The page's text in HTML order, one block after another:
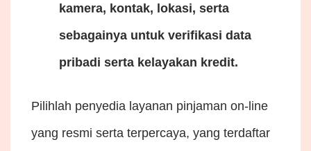
kamera, kontak, lokasi, serta
sebagainya untuk verifikasi data
pribadi serta kelayakan kredit.
Pilihlah penyedia layanan pinjaman on-line
yang resmi serta terpercaya, yang terdaftar